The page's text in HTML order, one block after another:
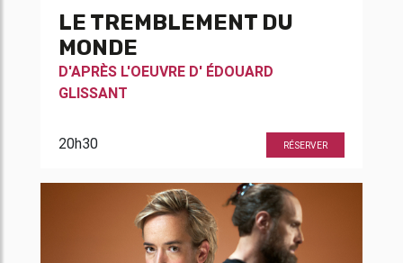
LE TREMBLEMENT DU
MONDE
D'APRÈS L'OEUVRE D' ÉDOUARD
GLISSANT
20h30 RÉSERVER